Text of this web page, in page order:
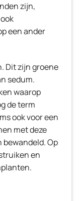
zijn,
een ander
Dit zijn groene
sedum.
waarop
de term
ook voor een
met deze
bewandeld. Op
en